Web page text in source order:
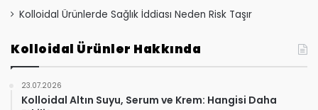
Kolloidal Ürünlerde Sağlık İddiası Neden Risk Taşır
Kolloidal Ürünler Hakkında
23.07.2026
Kolloidal Altın Suyu, Serum ve Krem: Hangisi Daha